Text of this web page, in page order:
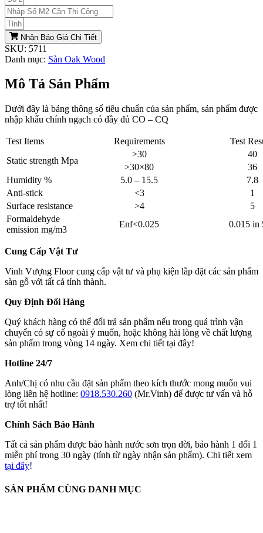
Nhận Báo Giá Chi Tiết
SKU: 5711
Danh mục: Sàn Oak Wood
Mô Tả Sản Phẩm
Dưới đây là bảng thông số tiêu chuẩn của sản phẩm, sản phẩm được
nhập khẩu chính ngạch có đầy đủ CO – CQ
Test Items Requirements
Test
Static strength Mpa
>30
40
>30×80
36
Humidity %
5.0 – 15.5
7.8
Anti-stick
<3
1
Surface resistance
>4
5
Formaldehyde
emission mg/m3
Enf<0.025 0.015 in
Cung Cấp Vật Tư
Vinh Vượng Floor cung cấp vật tư và phụ kiện lắp đặt các sản phẩm
sàn gỗ với tất cả tỉnh thành.
Quy Định Đổi Hàng
Quý khách hàng có thể đổi trả sản phẩm nếu trong quá trình vận
chuyển có sự cố ngoài ý muốn, hoặc không hài lòng về chất lượng
sản phẩm trong vòng 14 ngày. Xem chi tiết tại đây!
Hotline 24/7
Anh/Chị có nhu cầu đặt sản phẩm theo kích thước mong muốn vui
lòng liên hệ hotline: 0918.530.260 (Mr.Vinh) để được tư vấn và hỗ
trợ tốt nhất!
Chính Sách Bảo Hành
Tất cả sản phẩm được bảo hành nước sơn trọn đời, bảo hành 1 đổi 1
miễn phí trong 30 ngày (tính từ ngày nhận sản phẩm). Chi tiết xem
tại đây!
SẢN PHẨM CÙNG DANH MỤC